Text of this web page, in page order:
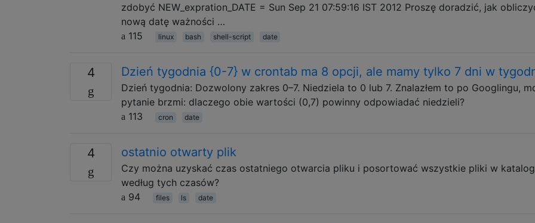
zdobyć NEW_expration_DATE = Sun Sep 21 07:59:16 IST 2012 Proszę doradzić, jak
nową datę ważności …
115
linux bash shell-script date
4 Dzień tygodnia {0-7} w crontab ma 8 opcji, ale mamy tylko 7 dni w
Dzień tygodnia: Dozwolony zakres 0–7. Niedziela to 0 lub 7. Znalazłem to po Googlingu,
pytanie brzmi: dlaczego obie wartości (0,7) powinny odpowiadać niedzieli?
113
cron date
4 ostatnio otwarty plik
Czy można uzyskać czas ostatniego otwarcia pliku i posortować wszystkie pliki w
według tych czasów?
94
files ls date